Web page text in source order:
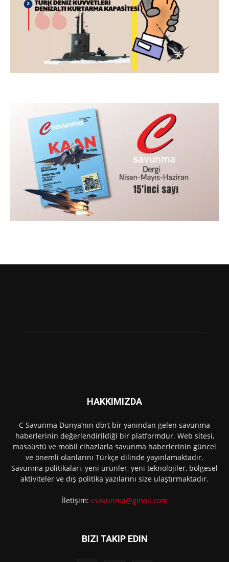
HAKKIMIZDA
C Savunma Dünya’nın dört bir yanından gelen savunma
haberlerinin değerlendirildiği bir platformdur. Web sitesi,
masaüstü ve mobil cihazlarla savunma haberlerinin güncel
ve önemli olanlarını Türkçe dilinde yayınlamaktadır.
Savunma politikaları, yeni ürünler, yeni teknolojiler, bölgesel
aktiviteler ve dış politika yazılarını size ulaştırmaktadır.
İletişim: csavunma@gmail.com
BIZI TAKIP EDIN